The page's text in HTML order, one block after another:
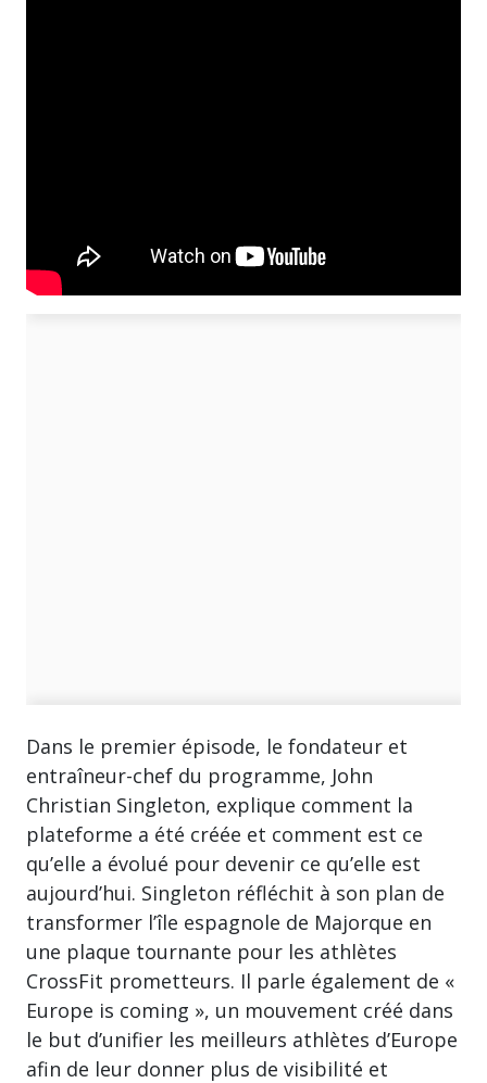
Dans le premier épisode, le fondateur et
entraîneur-chef du programme, John
Christian Singleton, explique comment la
plateforme a été créée et comment est ce
qu’elle a évolué pour devenir ce qu’elle est
aujourd’hui. Singleton réfléchit à son plan de
transformer l’île espagnole de Majorque en
une plaque tournante pour les athlètes
CrossFit prometteurs. Il parle également de «
Europe is coming », un mouvement créé dans
le but d’unifier les meilleurs athlètes d’Europe
afin de leur donner plus de visibilité et